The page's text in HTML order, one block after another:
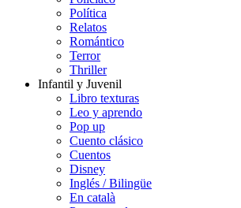
Política
Relatos
Romántico
Terror
Thriller
Infantil y Juvenil
Libro texturas
Leo y aprendo
Pop up
Cuento clásico
Cuentos
Disney
Inglés / Bilingüe
En català